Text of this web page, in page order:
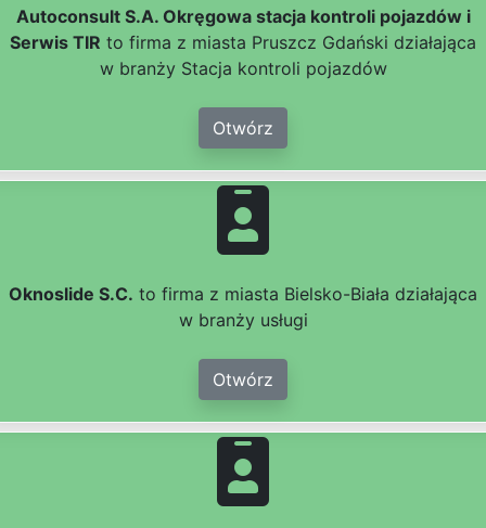
Autoconsult S.A. Okręgowa stacja kontroli pojazdów i
Serwis TIR to firma z miasta Pruszcz Gdański działająca
w branży Stacja kontroli pojazdów
Otwórz
Oknoslide S.C. to firma z miasta Bielsko-Biała działająca
w branży usługi
Otwórz